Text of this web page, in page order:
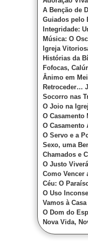
A Benção de
Guiados pelo
Integridade:
Música: O
Igreja
Histórias da
Fofocas,
Ânimo em
Retroceder…
Socorro nas
O Joio na
O Casamento
O Casamento
O Servo e a
Sexo, uma
Chamados e
O Justo
Como Vencer
Céu: O
O Uso
Vamos à
O Dom do
Nova Vida,